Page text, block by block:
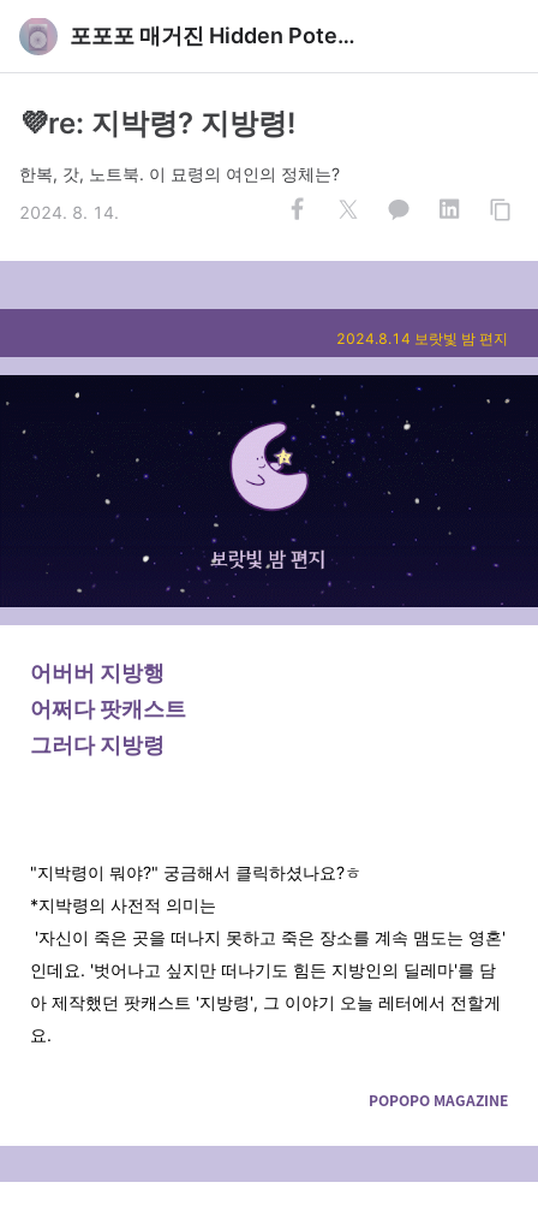
포포포 매거진 Hidden Potential
💜re: 지박령? 지방령!
한복, 갓, 노트북. 이 묘령의 여인의 정체는?
2024. 8. 14.
2024.8.14 보랏빛 밤 편지
어버버 지방행
어쩌다 팟캐스트
그러다 지방령
"지박령이 뭐야?" 궁금해서 클릭하셨나요?ㅎ
*지박령의 사전적 의미는
'자신이 죽은 곳을 떠나지 못하고 죽은 장소를 계속 맴도는 영혼'
인데요. '벗어나고 싶지만 떠나기도 힘든 지방인의 딜레마'를 담
아 제작했던 팟캐스트 '지방령', 그 이야기 오늘 레터에서 전할게
요.
POPOPO MAGAZINE